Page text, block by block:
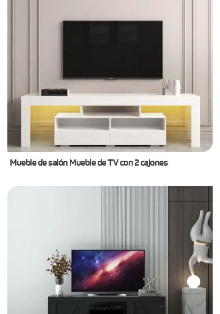
Mueble de salón Mueble de TV con 2 cajones